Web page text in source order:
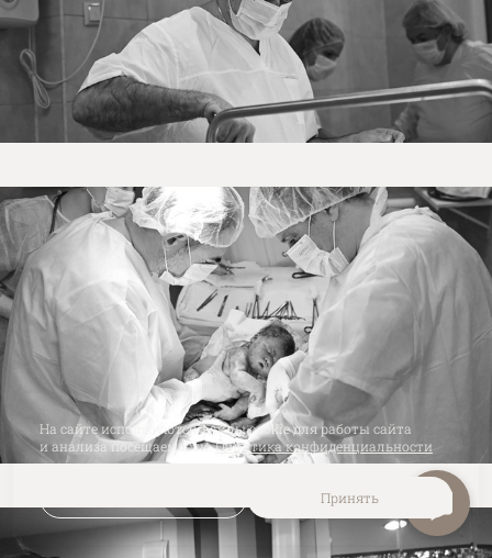
На сайте используются файлы cookie для работы сайта
и анализа посещаемости.Политика конфиденциальности
Принять